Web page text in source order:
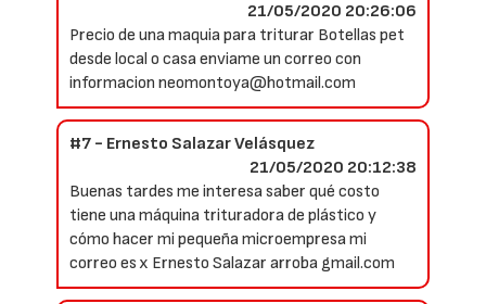
21/05/2020 20:26:06
Precio de una maquia para triturar Botellas pet
desde local o casa enviame un correo con
informacion neomontoya@hotmail.com
#7 - Ernesto Salazar Velásquez
21/05/2020 20:12:38
Buenas tardes me interesa saber qué costo
tiene una máquina trituradora de plástico y
cómo hacer mi pequeña microempresa mi
correo es x Ernesto Salazar arroba gmail.com